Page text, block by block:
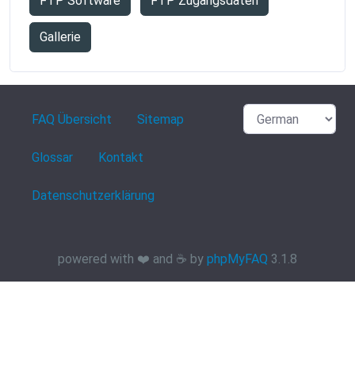
Gallerie
FAQ Übersicht Sitemap
Glossar Kontakt
Datenschutzerklärung
powered with ❤️ and ☕️ by phpMyFAQ 3.1.8